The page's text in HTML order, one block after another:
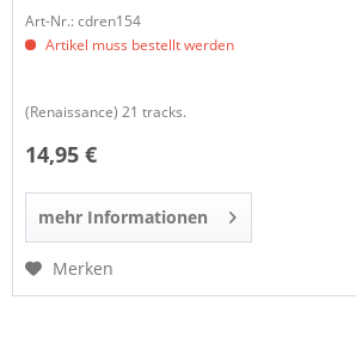
Art-Nr.: cdren154
Artikel muss bestellt werden
(Renaissance) 21 tracks.
14,95 €
mehr Informationen
Merken